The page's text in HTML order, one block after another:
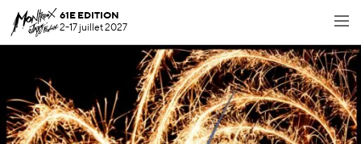
61E EDITION
2-17 juillet 2027